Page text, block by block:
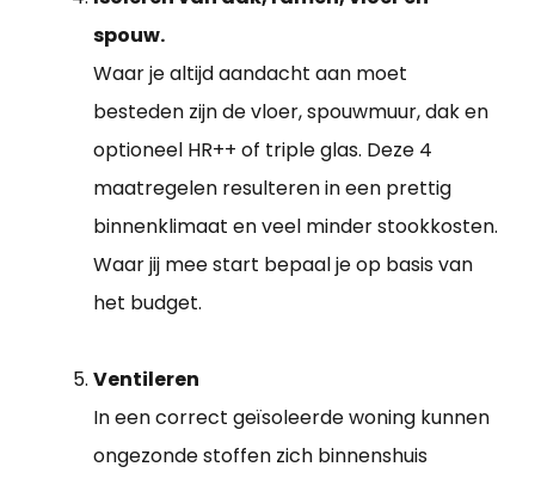
spouw.
Waar je altijd aandacht aan moet
besteden zijn de vloer, spouwmuur, dak en
optioneel HR++ of triple glas. Deze 4
maatregelen resulteren in een prettig
binnenklimaat en veel minder stookkosten.
Waar jij mee start bepaal je op basis van
het budget.
Ventileren
In een correct geïsoleerde woning kunnen
ongezonde stoffen zich binnenshuis